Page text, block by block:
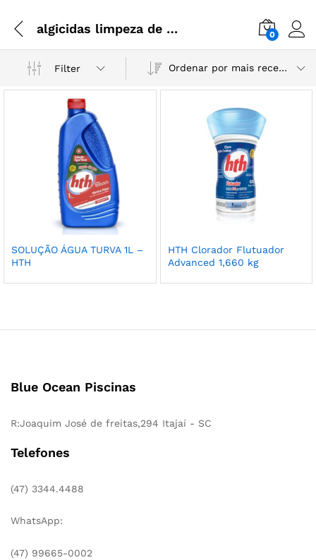
algicidas limpeza de piscinas 0
Filter Ordenar por mais recente
SOLUÇÃO ÁGUA TURVA 1L –
HTH
HTH Clorador Flutuador
Advanced 1,660 kg
Blue Ocean Piscinas
R:Joaquim José de freitas,294 Itajaí - SC
Telefones
(47) 3344.4488
WhatsApp:
(47) 99665-0002